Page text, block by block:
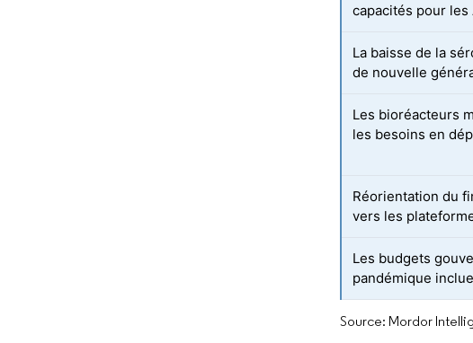
capacités pour les
La baisse de la
de nouvelle
Les bioréacteurs
les besoins en
Réorientation du
vers les
Les budgets
pandémique
Source: Mordor